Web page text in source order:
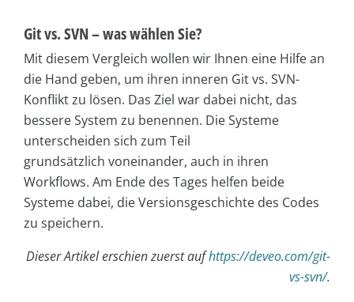
Git vs. SVN – was wählen Sie?
Mit diesem Vergleich wollen wir Ihnen eine Hilfe an
die Hand geben, um ihren inneren Git vs. SVN-
Konflikt zu lösen. Das Ziel war dabei nicht, das
bessere System zu benennen. Die Systeme
unterscheiden sich zum Teil
grundsätzlich voneinander, auch in ihren
Workflows. Am Ende des Tages helfen beide
Systeme dabei, die Versionsgeschichte des Codes
zu speichern.
Dieser Artikel erschien zuerst aufhttps://deveo.com/git-
vs-svn/.